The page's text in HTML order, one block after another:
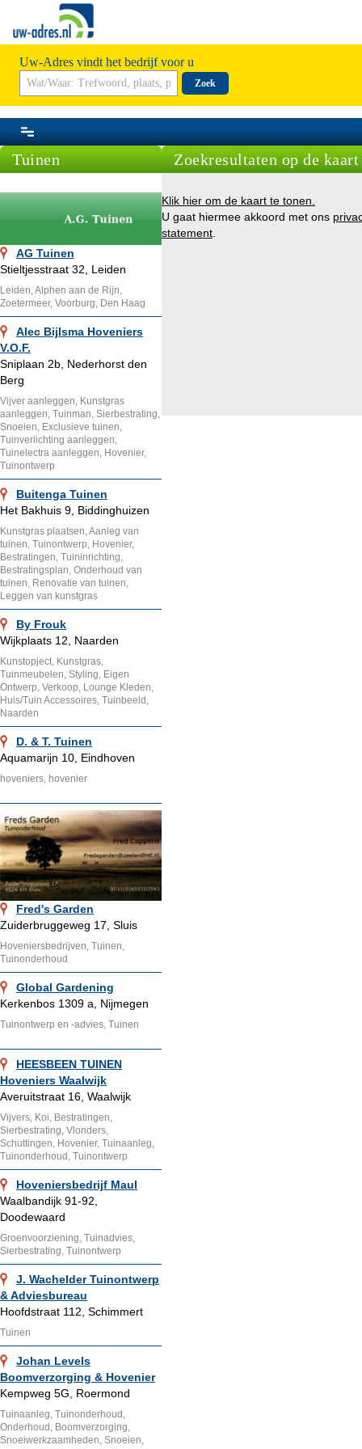
Uw-Adres vindt het bedrijf voor u
Zoek
Tuinen
AG Tuinen
Stieltjesstraat 32, Leiden
Leiden, Alphen aan de Rijn,
Zoetermeer, Voorburg, Den Haag
Alec Bijlsma Hoveniers
V.O.F.
Sniplaan 2b, Nederhorst den
Berg
Vijver aanleggen, Kunstgras
aanleggen, Tuinman, Sierbestrating,
Snoeien, Exclusieve tuinen,
Tuinverlichting aanleggen,
Tuinelectra aanleggen, Hovenier,
Tuinontwerp
Buitenga Tuinen
Het Bakhuis 9, Biddinghuizen
Kunstgras plaatsen, Aanleg van
tuinen, Tuinontwerp, Hovenier,
Bestratingen, Tuininrichting,
Bestratingsplan, Onderhoud van
tuinen, Renovatie van tuinen,
Leggen van kunstgras
By Frouk
Wijkplaats 12, Naarden
Kunstopject, Kunstgras,
Tuinmeubelen, Styling, Eigen
Ontwerp, Verkoop, Lounge Kleden,
Huis/Tuin Accessoires, Tuinbeeld,
Naarden
D. & T. Tuinen
Aquamarijn 10, Eindhoven
hoveniers, hovenier
Fred's Garden
Zuiderbruggeweg 17, Sluis
Hoveniersbedrijven, Tuinen,
Tuinonderhoud
Global Gardening
Kerkenbos 1309 a, Nijmegen
Tuinontwerp en -advies, Tuinen
HEESBEEN TUINEN
Hoveniers Waalwijk
Averuitstraat 16, Waalwijk
Vijvers, Koi, Bestratingen,
Sierbestrating, Vlonders,
Schuttingen, Hovenier, Tuinaanleg,
Tuinonderhoud, Tuinontwerp
Hoveniersbedrijf Maul
Waalbandijk 91-92,
Doodewaard
Groenvoorziening, Tuinadvies,
Sierbestrating, Tuinontwerp
J. Wachelder Tuinontwerp
& Adviesbureau
Hoofdstraat 112, Schimmert
Tuinen
Johan Levels
Boomverzorging & Hovenier
Kempweg 5G, Roermond
Tuinaanleg, Tuinonderhoud,
Onderhoud, Boomverzorging,
Snoeiwerkzaamheden, Snoeien,
Zoekresultaten op de kaart
Klik hier om de kaart te tonen.
U gaat hiermee akkoord met ons
statement